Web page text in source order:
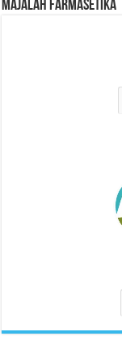
Majalah Farmasetika